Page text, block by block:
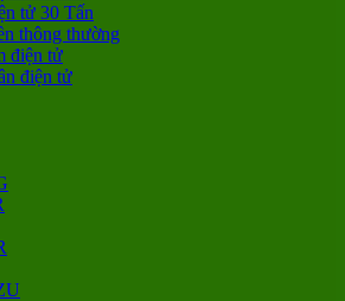
tử 30 Tấn
thông thường
điện tử
điện tử